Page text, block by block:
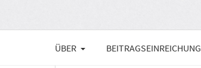
ÜBER BEITRAGSEINREICHUNG